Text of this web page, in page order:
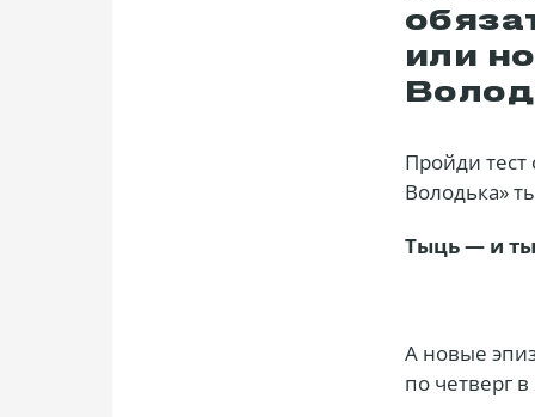
или
Пройди тест
Володька»
Тыць — и ты
А новые
по четверг